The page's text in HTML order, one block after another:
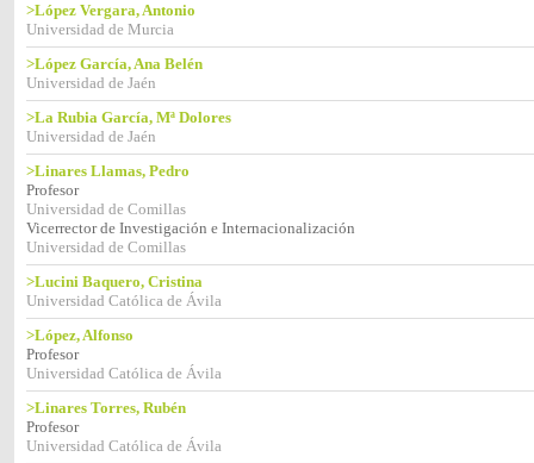
>López Vergara, Antonio
Universidad de Murcia
>López García, Ana Belén
Universidad de Jaén
>La Rubia García, Mª Dolores
Universidad de Jaén
>Linares Llamas, Pedro
Profesor
Universidad de Comillas
Vicerrector de Investigación e Internacionalización
Universidad de Comillas
>Lucini Baquero, Cristina
Universidad Católica de Ávila
>López, Alfonso
Profesor
Universidad Católica de Ávila
>Linares Torres, Rubén
Profesor
Universidad Católica de Ávila